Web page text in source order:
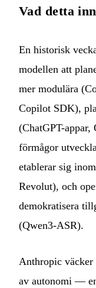
Vad detta
En historisk
modellen att
mer modulära
Copilot SDK),
(ChatGPT-
förmågor
etablerar sig
Revolut), och
demokratisera
(Qwen3-ASR).
Anthropic väcker
av autonomi —